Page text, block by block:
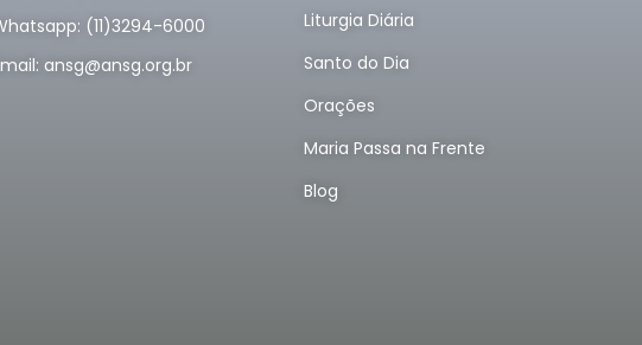
(11)3294-6000
ansg@ansg.org.br
Liturgia Diária
Santo do Dia
Orações
Maria Passa na Frente
Blog